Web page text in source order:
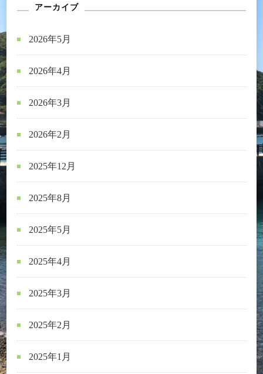
アーカイブ
2026年5月
2026年4月
2026年3月
2026年2月
2025年12月
2025年8月
2025年5月
2025年4月
2025年3月
2025年2月
2025年1月